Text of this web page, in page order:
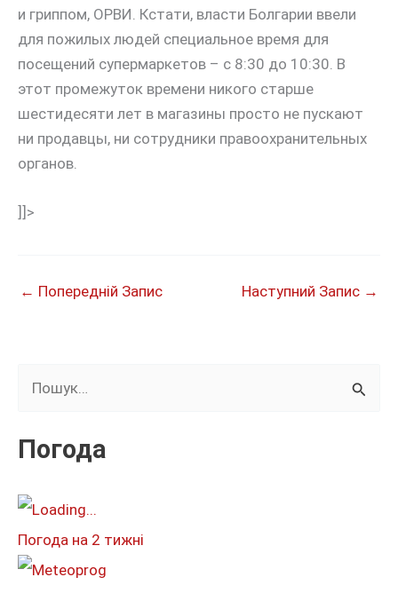
и гриппом, ОРВИ. Кстати, власти Болгарии ввели
для пожилых людей специальное время для
посещений супермаркетов – с 8:30 до 10:30. В
этот промежуток времени никого старше
шестидесяти лет в магазины просто не пускают
ни продавцы, ни сотрудники правоохранительных
органов.
]]>
← Попередній Запис Наступний Запис →
к
т
:
Погода
Погода на 2 тижні